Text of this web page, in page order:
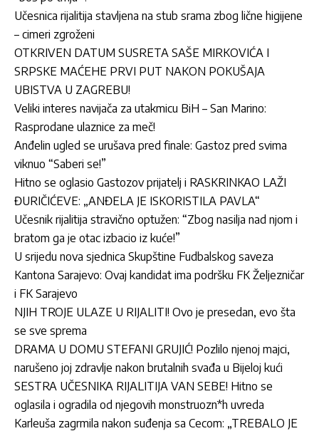
Učesnica rijalitija stavljena na stub srama zbog lične higijene
– cimeri zgroženi
OTKRIVEN DATUM SUSRETA SAŠE MIRKOVIĆA I
SRPSKE MAĆEHE PRVI PUT NAKON POKUŠAJA
UBISTVA U ZAGREBU!
Veliki interes navijača za utakmicu BiH – San Marino:
Rasprodane ulaznice za meč!
Anđelin ugled se urušava pred finale: Gastoz pred svima
viknuo “Saberi se!”
Hitno se oglasio Gastozov prijatelj i RASKRINKAO LAŽI
ĐURIČIĆEVE: „ANĐELA JE ISKORISTILA PAVLA“
Učesnik rijalitija stravično optužen: “Zbog nasilja nad njom i
bratom ga je otac izbacio iz kuće!”
U srijedu nova sjednica Skupštine Fudbalskog saveza
Kantona Sarajevo: Ovaj kandidat ima podršku FK Željezničar
i FK Sarajevo
NJIH TROJE ULAZE U RIJALITI! Ovo je presedan, evo šta
se sve sprema
DRAMA U DOMU STEFANI GRUJIĆ! Pozlilo njenoj majci,
narušeno joj zdravlje nakon brutalnih svađa u Bijeloj kući
SESTRA UČESNIKA RIJALITIJA VAN SEBE! Hitno se
oglasila i ogradila od njegovih monstruozn*h uvreda
Karleuša zagrmila nakon suđenja sa Cecom: „TREBALO JE